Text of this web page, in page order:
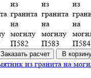
Заказать расчет В